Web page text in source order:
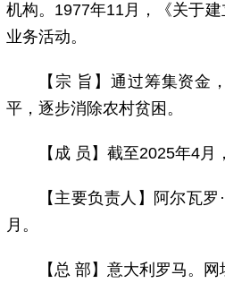
机构。1977年11月，《关于
业务活动。
【宗 旨】通过筹集资金
平，逐步消除农村贫困。
【成 员】截至2025年4月
【主要负责人】阿尔瓦
月。
【总 部】意大利罗马。